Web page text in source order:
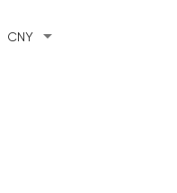
CNY arrow_drop_down